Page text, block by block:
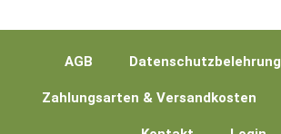
AGB Datenschutzbelehrung
Zahlungsarten & Versandkosten